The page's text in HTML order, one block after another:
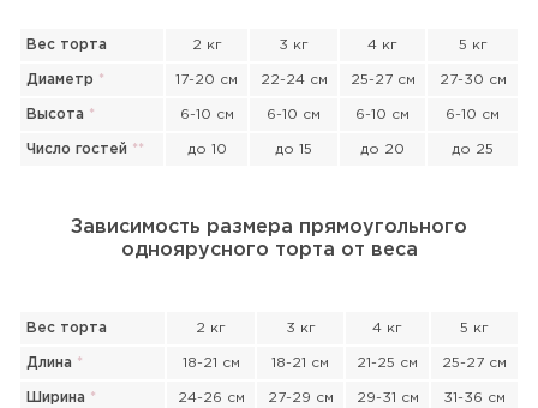
Вес торта 2 кг 3 кг 4 кг 5 кг
Диаметр * 17-20 см 22-24 см 25-27 см 27-30 см
Высота * 6-10 см 6-10 см 6-10 см 6-10 см
Число гостей ** до 10 до 15 до 20 до 25
Зависимость размера прямоугольного
одноярусного торта от веса
Вес торта 2 кг 3 кг 4 кг 5 кг
Длина * 18-21 см 18-21 см 21-25 см 25-27 см
Ширина * 24-26 см 27-29 см 29-31 см 31-36 см